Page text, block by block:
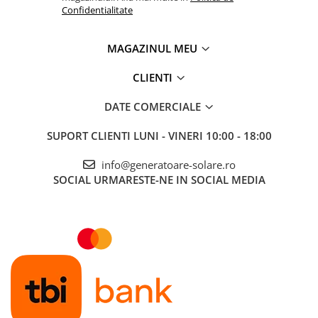
Eficienta: 96%;
Dimensiune (mm) 180 x 249 x 100;
Confidentialitate
MAGAZINUL MEU
CLIENTI
DATE COMERCIALE
SUPORT CLIENTI LUNI - VINERI 10:00 - 18:00
info@generatoare-solare.ro
SOCIAL URMARESTE-NE IN SOCIAL MEDIA